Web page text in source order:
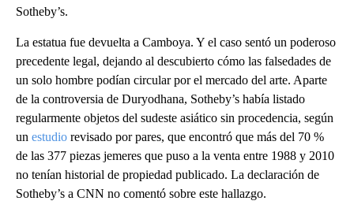
Sotheby’s.
La estatua fue devuelta a Camboya. Y el caso sentó un poderoso
precedente legal, dejando al descubierto cómo las falsedades de
un solo hombre podían circular por el mercado del arte. Aparte
de la controversia de Duryodhana, Sotheby’s había listado
regularmente objetos del sudeste asiático sin procedencia, según
un estudio revisado por pares, que encontró que más del 70 %
de las 377 piezas jemeres que puso a la venta entre 1988 y 2010
no tenían historial de propiedad publicado. La declaración de
Sotheby’s a CNN no comentó sobre este hallazgo.